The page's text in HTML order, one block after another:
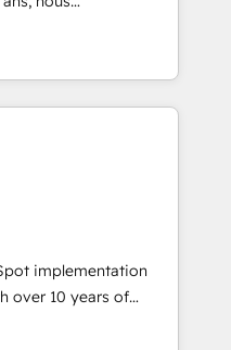
策定（KGI）、ウェブ
導線遷移設計、ビジュ
客ライフサイクルステ
業パイプラインの定
とのデータ連携） -テ
番公開、操作レクチャ
始 ーーーーーーーーー
ーーーーー まずは
い。
WEB広告(Google/FB
制作 - インサイドセー
dans
digitale via
Nous
de RDV en
marketing et sales à
implementation
over 10 years of
in diverse industries.